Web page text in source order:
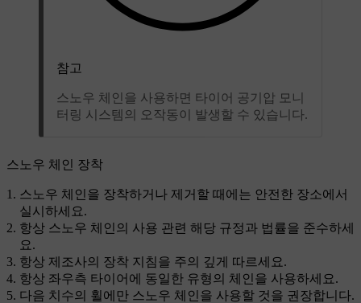
참고
스노우 체인을 사용하면 타이어 공기압 모니
터링 시스템의 오작동이 발생할 수 있습니다.
스노우 체인 장착
스노우 체인을 장착하거나 제거할 때에는 안전한 장소에서
실시하세요.
항상 스노우 체인의 사용 관련 해당 규정과 법률을 준수하세
요.
항상 제조사의 장착 지침을 주의 깊게 따르세요.
항상 좌우측 타이어에 동일한 유형의 체인을 사용하세요.
다음 치수의 휠에만 스노우 체인을 사용할 것을 권장합니다.